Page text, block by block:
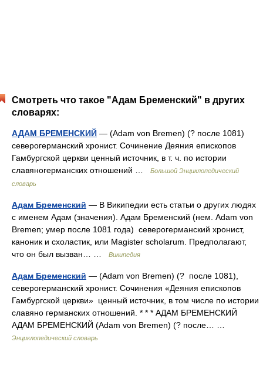
Смотреть что такое "Адам Бременский" в других
словарях:
АДАМ БРЕМЕНСКИЙ — (Adam von Bremen) (? после 1081)
северогерманский хронист. Сочинение Деяния епископов
Гамбургской церкви ценный источник, в т. ч. по истории
славяногерманских отношений …
Большой Энциклопедический
словарь
Адам Бременский — В Википедии есть статьи о других людях
с именем Адам (значения). Адам Бременский (нем. Adam von
Bremen; умер после 1081 года) северогерманский хронист,
каноник и схоластик, или Magister scholarum. Предполагают,
что он был вызван… …
Википедия
Адам Бременский — (Adam von Bremen) (? после 1081),
северогерманский хронист. Сочинения «Деяния епископов
Гамбургской церкви» ценный источник, в том числе по истории
славяно германских отношений. * * * АДАМ БРЕМЕНСКИЙ
АДАМ БРЕМЕНСКИЙ (Adam von Bremen) (? после… …
Энциклопедический словарь